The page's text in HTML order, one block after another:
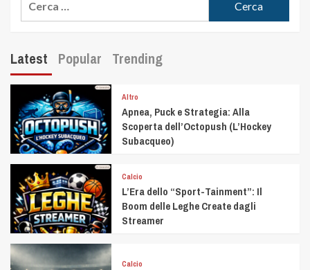
Latest Popular Trending
Altro
Apnea, Puck e Strategia: Alla
Scoperta dell’Octopush (L’Hockey
Subacqueo)
Calcio
L’Era dello “Sport-Tainment”: Il
Boom delle Leghe Create dagli
Streamer
Calcio